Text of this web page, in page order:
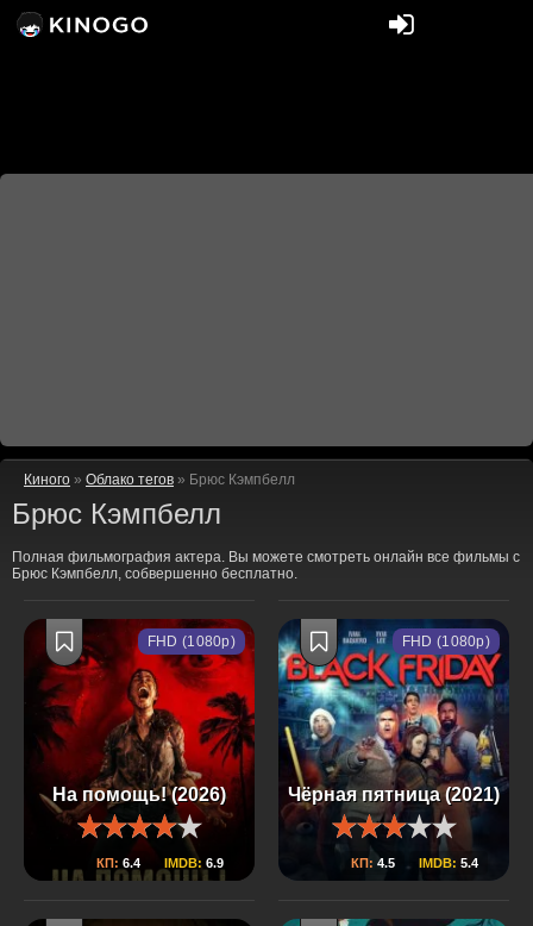
Киного » Облако тегов » Брюс Кэмпбелл
Брюс Кэмпбелл
Полная фильмография актера. Вы можете смотреть онлайн все фильмы с
Брюс Кэмпбелл, собвершенно бесплатно.
На помощь! (2026)
КП: 6.4 IMDB: 6.9
FHD (1080p)
Чёрная пятница (2021)
КП: 4.5 IMDB: 5.4
FHD (1080p)